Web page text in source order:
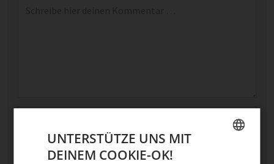
UNTERSTÜTZE UNS MIT
DEINEM COOKIE-OK!